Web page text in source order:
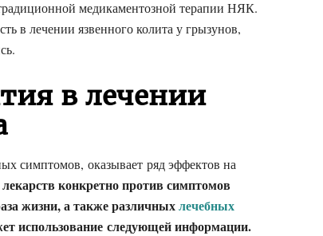
медикаментозной терапии НЯК.
в лечении язвенного колита у грызунов,
в лечении
симптомов, оказывает ряд эффектов на
конкретно против симптомов
жизни, а также различныхлечебных
использование следующей информации.